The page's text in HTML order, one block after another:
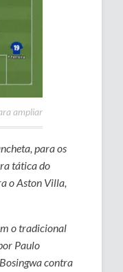
ampliar
para os
tática do
o Aston Villa,
o tradicional
Paulo
contra